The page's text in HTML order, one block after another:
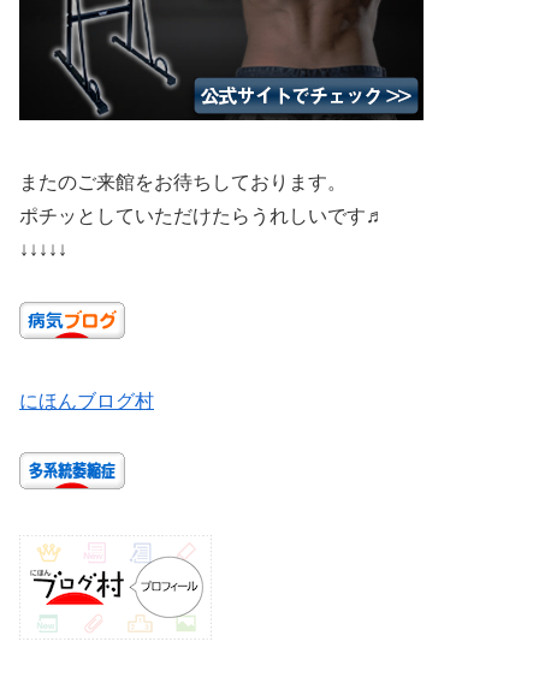
またのご来館をお待ちしております。
ポチッとしていただけたらうれしいです♬
↓↓↓↓↓
にほんブログ村